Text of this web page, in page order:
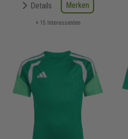
Details Merken
+ 15 Interessenten